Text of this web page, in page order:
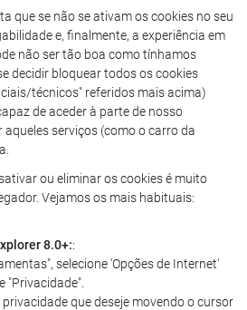
que se não se ativam os cookies no seu
e, finalmente, a experiência em
não ser tão boa como tínhamos
decidir bloquear todos os cookies
técnicos" referidos mais acima)
de aceder à parte de nosso
serviços (como o carro da
ou eliminar os cookies é muito
Vejamos os mais habituais:
8.0+::
selecione 'Opções de Internet'
"Privacidade".
privacidade que deseje movendo o cursor